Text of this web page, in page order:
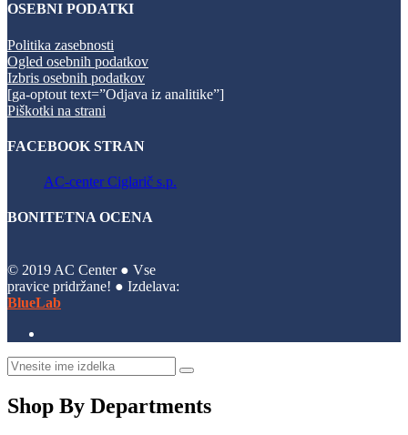
OSEBNI PODATKI
Politika zasebnosti
Ogled osebnih podatkov
Izbris osebnih podatkov
[ga-optout text=”Odjava iz analitike”]
Piškotki na strani
FACEBOOK STRAN
AC-center Ciglarič s.p.
BONITETNA OCENA
© 2019 AC Center ● Vse
pravice pridržane! ● Izdelava:
BlueLab
Shop By Departments